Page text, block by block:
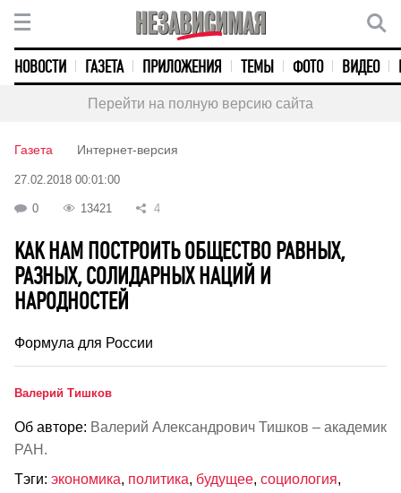
НОВОСТИ ГАЗЕТА ПРИЛОЖЕНИЯ ТЕМЫ ФОТО ВИДЕО
Перейти на полную версию сайта
Газета Интернет-версия
27.02.2018 00:01:00
0 13421 4
КАК НАМ ПОСТРОИТЬ ОБЩЕСТВО РАВНЫХ,
РАЗНЫХ, СОЛИДАРНЫХ НАЦИЙ И
НАРОДНОСТЕЙ
Формула для России
Валерий Тишков
Об авторе: Валерий Александрович Тишков – академик
РАН.
Тэги: экономика, политика, будущее, социология,